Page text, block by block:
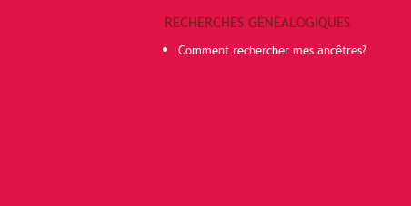
RECHERCHES GÉNÉALOGIQUES
Comment rechercher mes ancêtres?